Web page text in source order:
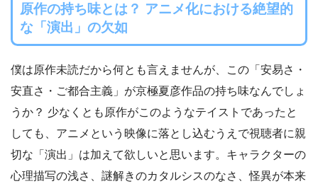
原作の持ち味とは？ アニメ化における絶望的
な「演出」の欠如
僕は原作未読だから何とも言えませんが、この「安易さ・
安直さ・ご都合主義」が京極夏彦作品の持ち味なんでしょ
うか？ 少なくとも原作がこのようなテイストであったと
しても、アニメという映像に落とし込むうえで視聴者に親
切な「演出」は加えて欲しいと思います。キャラクターの
心理描写の浅さ、謎解きのカタルシスのなさ、怪異が本来